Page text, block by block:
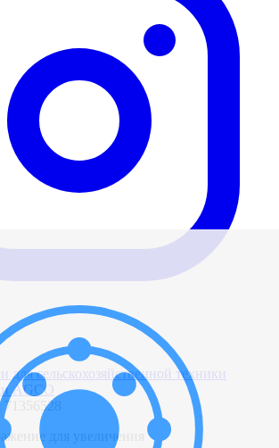
сельскохозяйственной техники
AGCO
для увеличения